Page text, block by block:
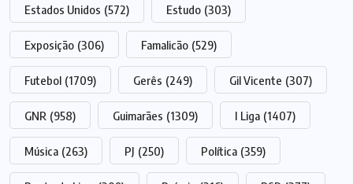
Estados Unidos (572) Estudo (303)
Exposição (306) Famalicão (529)
Futebol (1709) Gerês (249) Gil Vicente (307)
GNR (958) Guimarães (1309) I Liga (1407)
Música (263) PJ (250) Política (359)